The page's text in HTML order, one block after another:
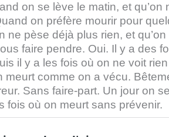
on se lève le matin, et
on préfère mourir pour
ne pèse déjà plus rien, et
faire pendre. Oui. Il y a des
il y a les fois où on ne voit
meurt comme on a vécu.
Sans faire-part. Un jour on
fois où on meurt sans prévenir.